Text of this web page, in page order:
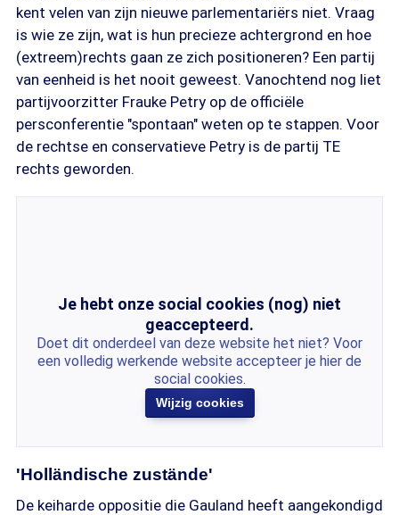
kent velen van zijn nieuwe parlementariërs niet. Vraag
is wie ze zijn, wat is hun precieze achtergrond en hoe
(extreem)rechts gaan ze zich positioneren? Een partij
van eenheid is het nooit geweest. Vanochtend nog liet
partijvoorzitter Frauke Petry op de officiële
persconferentie "spontaan" weten op te stappen. Voor
de rechtse en conservatieve Petry is de partij TE
rechts geworden.
Je hebt onze social cookies (nog) niet
geaccepteerd.
Doet dit onderdeel van deze website het niet? Voor
een volledig werkende website accepteer je hier de
social cookies.
Wijzig cookies
'Holländische zustände'
De keiharde oppositie die Gauland heeft aangekondigd